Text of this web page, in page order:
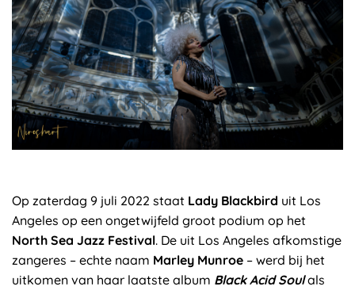
Op zaterdag 9 juli 2022 staat Lady Blackbird uit Los
Angeles op een ongetwijfeld groot podium op het
North Sea Jazz Festival. De uit Los Angeles afkomstige
zangeres – echte naam Marley Munroe – werd bij het
uitkomen van haar laatste album Black Acid Soul als